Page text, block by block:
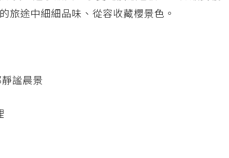
旅途中細細品味、從容收藏櫻景色。
謐晨景